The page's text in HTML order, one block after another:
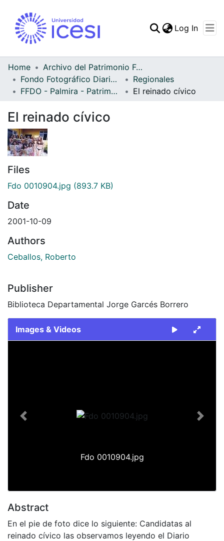
Statistics
Log In
Home
Archivo del Patrimonio Fotográfico y Fílmico del Valle del Cauca
Fondo Fotográfico Diario Occidente
Regionales
FFDO - Palmira - Patrimonial
El reinado cívico
El reinado cívico
Files
Fdo 0010904.jpg (893.7 KB)
Date
2001-10-09
Authors
Ceballos, Roberto
Publisher
Biblioteca Departamental Jorge Garcés Borrero
Images & Videos
Fdo 0010904.jpg
Previous Next
Abstract
En el pie de foto dice lo siguiente: Candidatas al
reinado cívico las observamos leyendo el Diario